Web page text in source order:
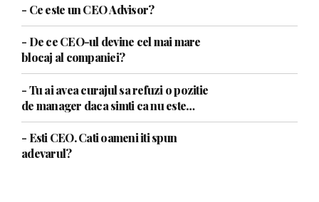
- Ce este un CEO Advisor?
- De ce CEO-ul devine cel mai mare
blocaj al companiei?
- Tu ai avea curajul sa refuzi o pozitie
de manager daca simti ca nu este
pentru tine?
- Esti CEO. Cati oameni iti spun
adevarul?